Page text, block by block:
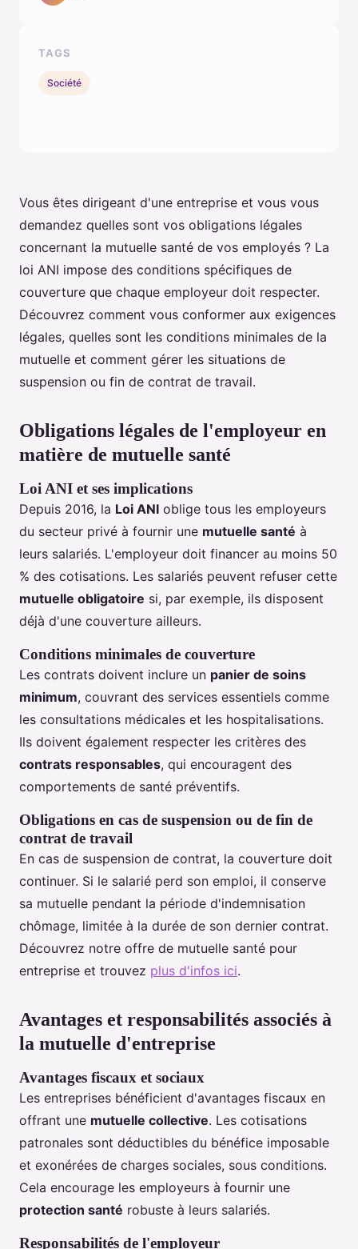
Vous êtes dirigeant d'une entreprise et vous vous
demandez quelles sont vos obligations légales
concernant la mutuelle santé de vos employés ? La
loi ANI impose des conditions spécifiques de
couverture que chaque employeur doit respecter.
Découvrez comment vous conformer aux exigences
légales, quelles sont les conditions minimales de la
mutuelle et comment gérer les situations de
suspension ou fin de contrat de travail.
Obligations légales de l'employeur en
matière de mutuelle santé
Loi ANI et ses implications
Depuis 2016, la Loi ANI oblige tous les employeurs
du secteur privé à fournir une mutuelle santé à
leurs salariés. L'employeur doit financer au moins 50
% des cotisations. Les salariés peuvent refuser cette
mutuelle obligatoire si, par exemple, ils disposent
déjà d'une couverture ailleurs.
Conditions minimales de couverture
Les contrats doivent inclure un panier de soins
minimum, couvrant des services essentiels comme
les consultations médicales et les hospitalisations.
Ils doivent également respecter les critères des
contrats responsables, qui encouragent des
comportements de santé préventifs.
Obligations en cas de suspension ou de fin de
contrat de travail
En cas de suspension de contrat, la couverture doit
continuer. Si le salarié perd son emploi, il conserve
sa mutuelle pendant la période d'indemnisation
chômage, limitée à la durée de son dernier contrat.
Découvrez notre offre de mutuelle santé pour
entreprise et trouvez plus d'infos ici.
Avantages et responsabilités associés à
la mutuelle d'entreprise
Avantages fiscaux et sociaux
Les entreprises bénéficient d'avantages fiscaux en
offrant une mutuelle collective. Les cotisations
patronales sont déductibles du bénéfice imposable
et exonérées de charges sociales, sous conditions.
Cela encourage les employeurs à fournir une
protection santé robuste à leurs salariés.
Responsabilités de l'employeur
TAGS
Société